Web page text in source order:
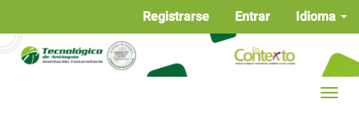
Contenido
principal
Idioma
Registrarse Entrar
Toggle